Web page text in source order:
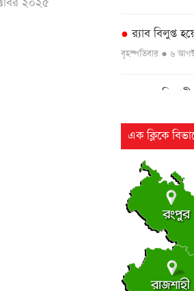
● র‌্যাব বিলুপ্ত
বৃহস্পতিবার ● ৬
এসএসসি
২৫ বছর পর
বৃহস্পতিবার ● ৬
●লংমার্চ ও
বৃহস্পতিবার ● ৬
এক ক্লিকে